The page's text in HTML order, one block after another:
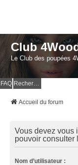
Club
Le Club des poupées
FAQ
Accueil du forum
Vous devez vous
pouvoir consulter
Nom d’utilisateur :